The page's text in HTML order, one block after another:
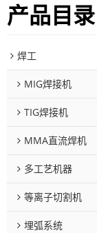
产品目录
焊工
MIG焊接机
TIG焊接机
MMA直流焊机
多工艺机器
等离子切割机
埋弧系统